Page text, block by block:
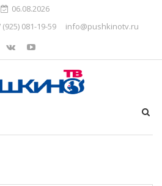
06.08.2026
(925) 081-19-59 info@pushkinotv.ru